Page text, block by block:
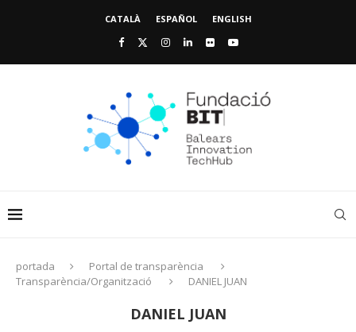
CATALÀ ESPAÑOL ENGLISH
portada
Portal de transparència
Transparència/Organització
DANIEL JUAN
DANIEL JUAN